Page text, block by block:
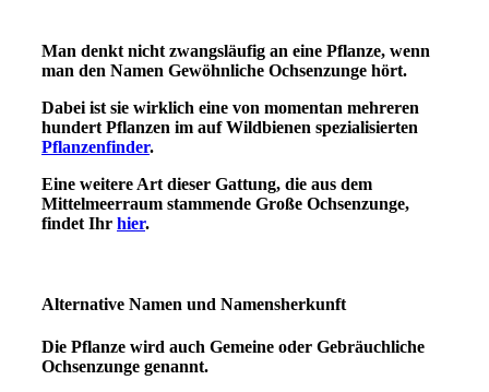
Man denkt nicht zwangsläufig an eine Pflanze, wenn
man den Namen Gewöhnliche Ochsenzunge hört.
Dabei ist sie wirklich eine von momentan mehreren
hundert Pflanzen im auf Wildbienen spezialisierten
Pflanzenfinder.
Eine weitere Art dieser Gattung, die aus dem
Mittelmeerraum stammende Große Ochsenzunge,
findet Ihr hier.
Alternative Namen und Namensherkunft
Die Pflanze wird auch Gemeine oder Gebräuchliche
Ochsenzunge genannt.